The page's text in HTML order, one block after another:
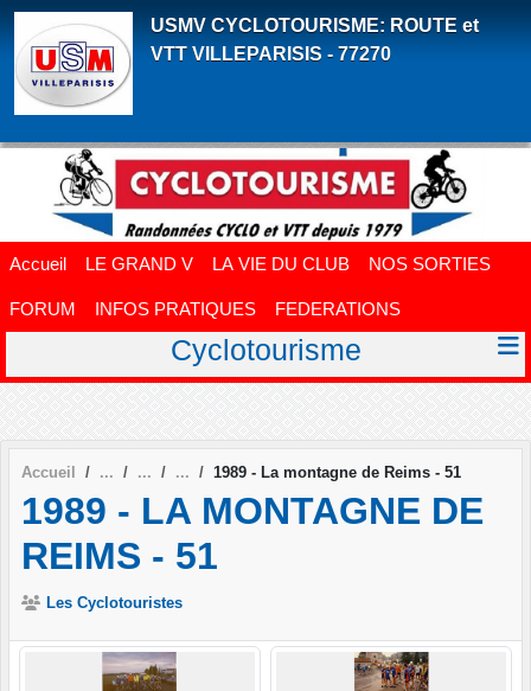
USMV CYCLOTOURISME: ROUTE et
VTT VILLEPARISIS - 77270
Accueil LE GRAND V LA VIE DU CLUB NOS SORTIES
FORUM INFOS PRATIQUES FEDERATIONS
Cyclotourisme
Accueil 1989 - La montagne de Reims - 51
1989 - LA MONTAGNE DE
REIMS - 51
Les Cyclotouristes
Panneau de gestion des cookies